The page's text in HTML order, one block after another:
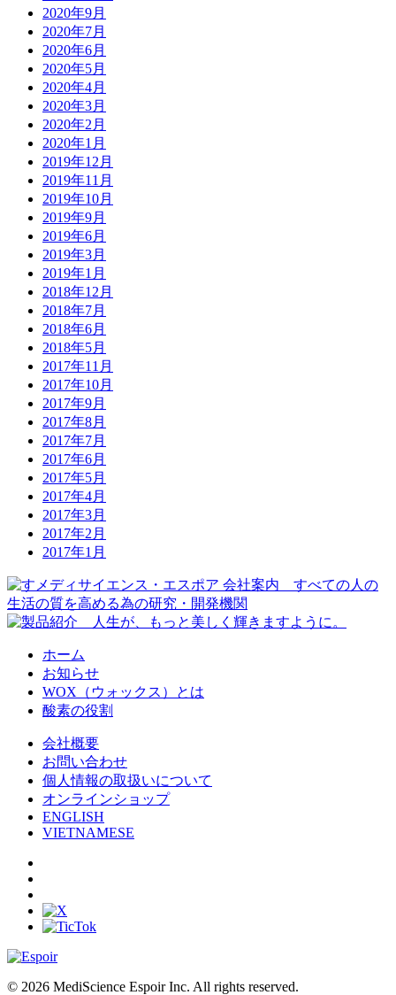
2020年9月
2020年7月
2020年6月
2020年5月
2020年4月
2020年3月
2020年2月
2020年1月
2019年12月
2019年11月
2019年10月
2019年9月
2019年6月
2019年3月
2019年1月
2018年12月
2018年7月
2018年6月
2018年5月
2017年11月
2017年10月
2017年9月
2017年8月
2017年7月
2017年6月
2017年5月
2017年4月
2017年3月
2017年2月
2017年1月
ホーム
お知らせ
WOX（ウォックス）とは
酸素の役割
会社概要
お問い合わせ
個人情報の取扱いについて
オンラインショップ
ENGLISH
VIETNAMESE
© 2026 MediScience Espoir Inc. All rights reserved.